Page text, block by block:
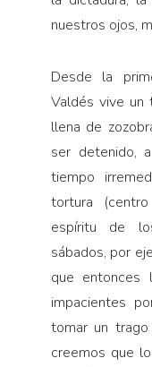
nuestros ojos,
Desde la
Valdés vive un
llena de
ser detenido,
tiempo
tortura
espíritu de
sábados, por
que entonces
impacientes
tomar un
creemos que